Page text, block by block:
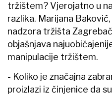
tržištem? Vjerojatno u
razlika. Marijana
nadzora tržišta
objašnjava
manipulacije tržištem.
- Koliko je značajna
proizlazi iz činjenice da